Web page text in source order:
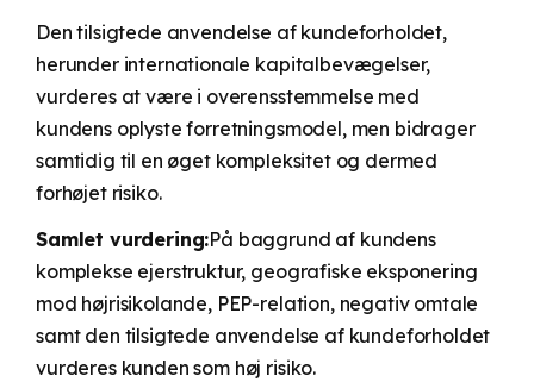
Den tilsigtede anvendelse af kundeforholdet,
herunder internationale kapitalbevægelser,
vurderes at være i overensstemmelse med
kundens oplyste forretningsmodel, men bidrager
samtidig til en øget kompleksitet og dermed
forhøjet risiko.
Samlet vurdering:På baggrund af kundens
komplekse ejerstruktur, geografiske eksponering
mod højrisikolande, PEP-relation, negativ omtale
samt den tilsigtede anvendelse af kundeforholdet
vurderes kunden som høj risiko.